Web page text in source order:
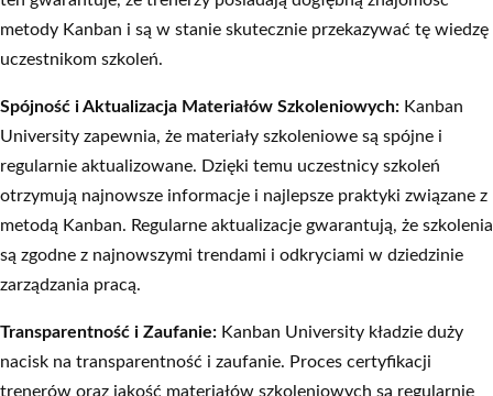
metody Kanban i są w stanie skutecznie przekazywać tę wiedzę
uczestnikom szkoleń.
Spójność i Aktualizacja Materiałów Szkoleniowych: Kanban
University zapewnia, że materiały szkoleniowe są spójne i
regularnie aktualizowane. Dzięki temu uczestnicy szkoleń
otrzymują najnowsze informacje i najlepsze praktyki związane z
metodą Kanban. Regularne aktualizacje gwarantują, że szkolenia
są zgodne z najnowszymi trendami i odkryciami w dziedzinie
zarządzania pracą.
Transparentność i Zaufanie: Kanban University kładzie duży
nacisk na transparentność i zaufanie. Proces certyfikacji
trenerów oraz jakość materiałów szkoleniowych są regularnie